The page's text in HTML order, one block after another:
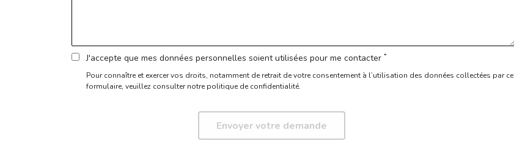
J'accepte que mes données personnelles soient utilisées pour me contacter *
Pour connaître et exercer vos droits, notamment de retrait de votre consentement à l’utilisation des données collectées par ce
formulaire, veuillez consulter notre politique de confidentialité.